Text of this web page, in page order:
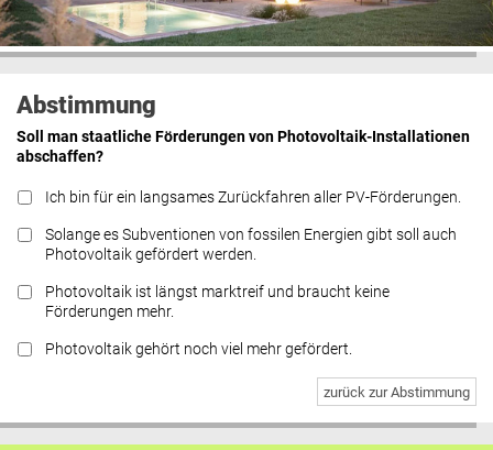
Abstimmung
Soll man staatliche Förderungen von Photovoltaik-Installationen
abschaffen?
Ich bin für ein langsames Zurückfahren aller PV-Förderungen.
Solange es Subventionen von fossilen Energien gibt soll auch
Photovoltaik gefördert werden.
Photovoltaik ist längst marktreif und braucht keine
Förderungen mehr.
Photovoltaik gehört noch viel mehr gefördert.
zurück zur Abstimmung